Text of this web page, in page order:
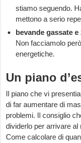
stiamo seguendo.
mettono a serio
bevande gassate
Non facciamolo
energetiche.
Un piano
Il piano che vi
di far aumentare di
problemi. Il consiglio
dividerlo per arrivare
Come calcolare di